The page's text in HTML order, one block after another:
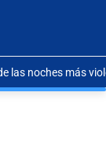
las noches más